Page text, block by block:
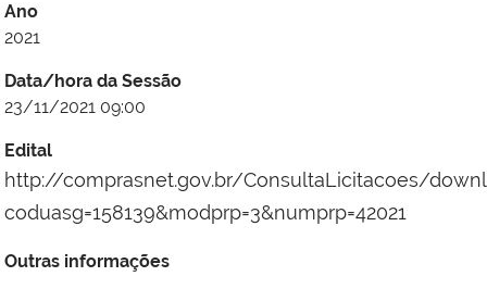
Ano
2021
Data/hora da Sessão
23/11/2021 09:00
Edital
http://comprasnet.gov.br/ConsultaLicitacoes/
coduasg=158139&modprp=3&numprp=42021
Outras informações